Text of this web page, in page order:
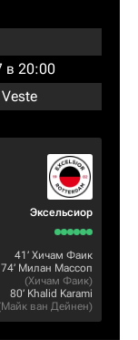
в 20:00
Эксельсиор
41‎’‎ Хичам Фаик
74‎’‎ Милан Массоп
(Хичам Фаик)
80‎’‎ Khalid Karami
Майк ван Дейнен)